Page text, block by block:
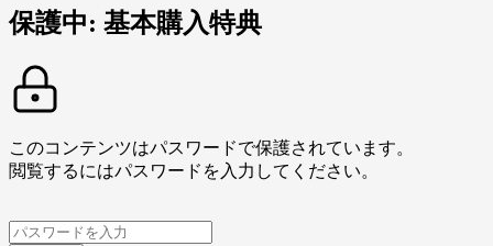
保護中: 基本購入特典
このコンテンツはパスワードで保護されています。
閲覧するにはパスワードを入力してください。